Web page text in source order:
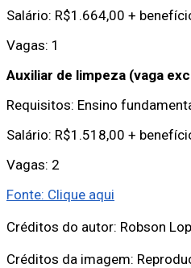
Salário: R$1.664,00 +
Vagas: 1
Auxiliar de limpeza (vaga
Requisitos: Ensino
Salário: R$1.518,00 +
Vagas: 2
Fonte: Clique aqui
Créditos do autor: Robson
Créditos da imagem: